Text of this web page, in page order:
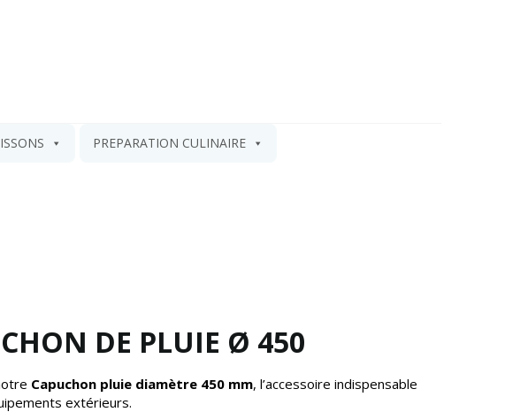
PREPARATION CULINAIRE
DE PLUIE Ø 450
Capuchon pluie diamètre 450 mm, l’accessoire indispensable
extérieurs.